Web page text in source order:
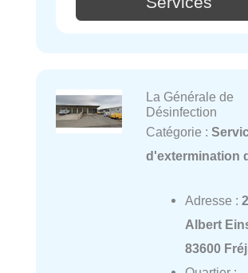
La Générale de
Désinfection
Catégorie :
d'extermination
Adresse :
Albert
83600